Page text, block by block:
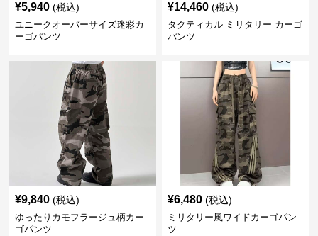
¥5,940 (税込)
ユニークオーバーサイズ迷彩カ
ーゴパンツ
¥14,460 (税込)
タクティカル ミリタリー カーゴ
パンツ
¥9,840 (税込)
ゆったりカモフラージュ柄カー
ゴパンツ
¥6,480 (税込)
ミリタリー風ワイドカーゴパン
ツ